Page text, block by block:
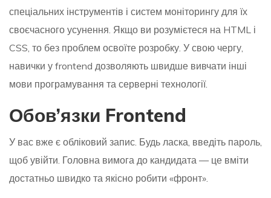
спеціальних інструментів і систем моніторингу для їх
своєчасного усунення. Якщо ви розумієтеся на HTML і
CSS, то без проблем освоїте розробку. У свою чергу,
навички у frontend дозволяють швидше вивчати інші
мови програмування та серверні технології.
Обов’язки Frontend
У вас вже є обліковий запис. Будь ласка, введіть пароль,
щоб увійти. Головна вимога до кандидата — це вміти
достатньо швидко та якісно робити «фронт».